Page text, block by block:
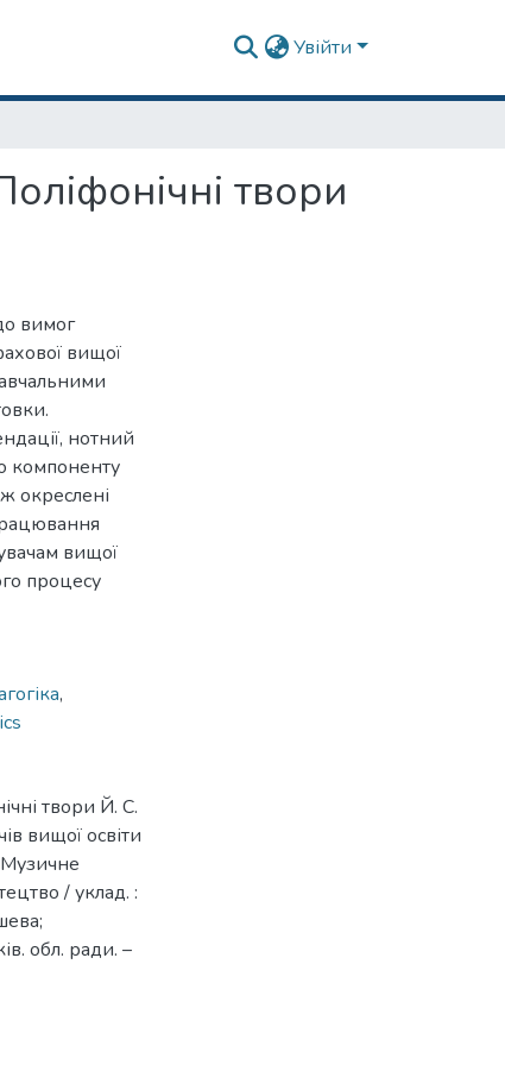
Увійти
твори
вимог
вищої
нотний
компоненту
окреслені
вищої
процесу
,
твори Й. С.
вищої освіти
Музичне
/ уклад. :
обл. ради. –